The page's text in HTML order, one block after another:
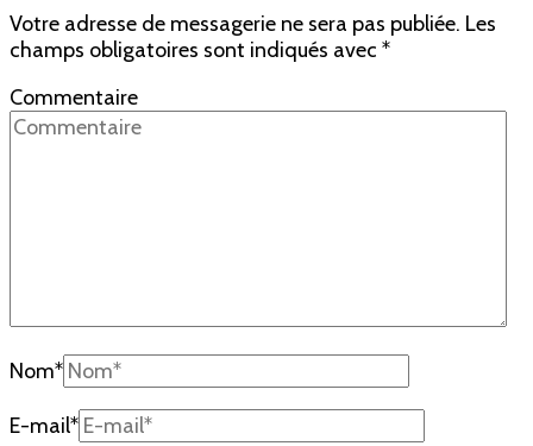
Votre adresse de messagerie ne sera pas publiée. Les
champs obligatoires sont indiqués avec *
Commentaire
Nom*
E-mail*